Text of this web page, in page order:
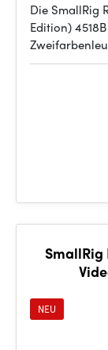
Die SmallRig
Edition)
SmallRig
NEU